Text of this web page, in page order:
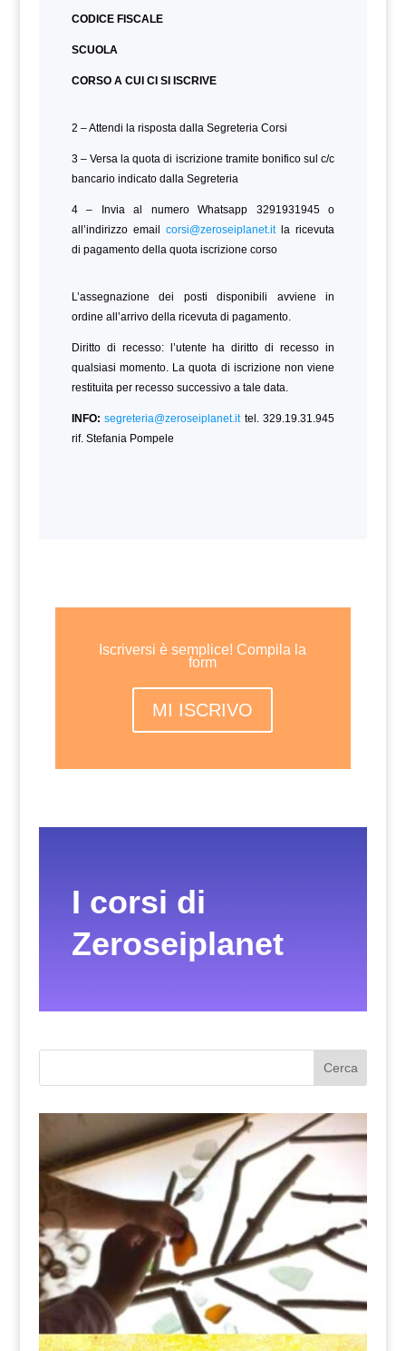
CODICE FISCALE
SCUOLA
CORSO A CUI CI SI ISCRIVE
2 – Attendi la risposta dalla Segreteria Corsi
3 – Versa la quota di iscrizione tramite bonifico sul c/c
bancario indicato dalla Segreteria
4 – Invia al numero Whatsapp 3291931945 o
all’indirizzo email corsi@zeroseiplanet.itla ricevuta
di pagamento della quota iscrizione corso
L’assegnazione dei posti disponibili avviene in
ordine all’arrivo della ricevuta di pagamento.
Diritto di recesso: l’utente ha diritto di recesso in
qualsiasi momento. La quota di iscrizione non viene
restituita per recesso successivo a tale data.
INFO: segreteria@zeroseiplanet.ittel. 329.19.31.945
rif. Stefania Pompele
Iscriversi è semplice! Compila la
form
MI ISCRIVO
I corsi di
Zeroseiplanet
Cerca